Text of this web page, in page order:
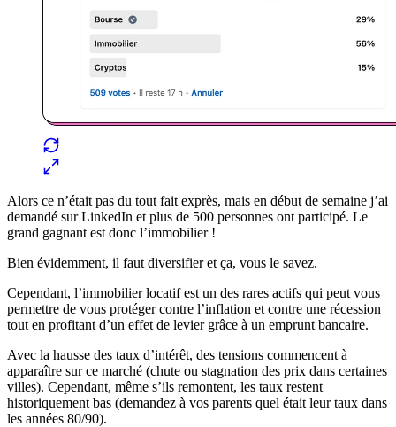
Alors ce n’était pas du tout fait exprès, mais en début de semaine j’ai
demandé sur LinkedIn et plus de 500 personnes ont participé. Le
grand gagnant est donc l’immobilier !
Bien évidemment, il faut diversifier et ça, vous le savez.
Cependant, l’immobilier locatif est un des rares actifs qui peut vous
permettre de vous protéger contre l’inflation et contre une récession
tout en profitant d’un effet de levier grâce à un emprunt bancaire.
Avec la hausse des taux d’intérêt, des tensions commencent à
apparaître sur ce marché (chute ou stagnation des prix dans certaines
villes). Cependant, même s’ils remontent, les taux restent
historiquement bas (demandez à vos parents quel était leur taux dans
les années 80/90).